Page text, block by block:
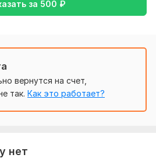
1 200 знаков
за 500 ₽
вернутся на счет,
так. Как это работает?
нет